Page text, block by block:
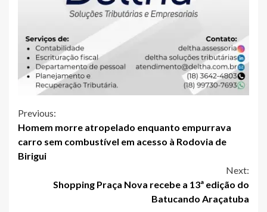
Continue
Reading
Previous:
Homem morre atropelado enquanto empurrava
carro sem combustível em acesso à Rodovia de
Birigui
Next:
Shopping Praça Nova recebe a 13ª edição do
Batucando Araçatuba